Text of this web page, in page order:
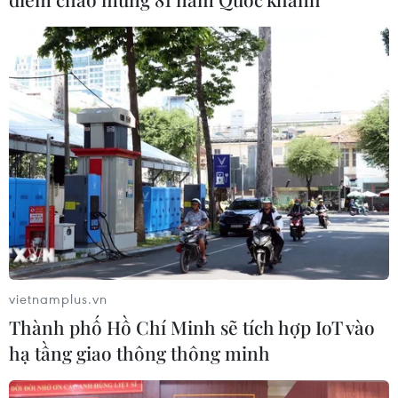
Tổng Biên tập: TRẦN TIẾN DUẨN
Phó Tổng Biên tập: NGUYỄN THỊ TÁM, KHÚC THANH
THỦY
Sở hữu trí tuệ
Quy định sử dụng
RSS
Hỗ trợ
Ngôn ngữ
TTXVN
Dịch vụ tin
Quảng cáo
vietnamplus.vn
Thành phố Hồ Chí Minh sẽ tích hợp IoT vào
hạ tầng giao thông thông minh